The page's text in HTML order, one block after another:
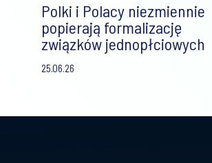
Polki i Polacy niezmiennie
popierają formalizację
związków jednopłciowych
25.06.26